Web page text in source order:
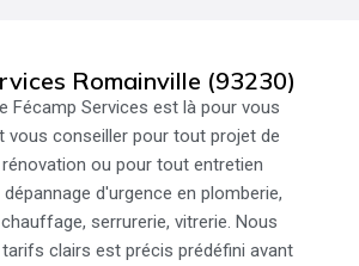
Romainville (93230)
Fécamp Services est là pour vous
vous conseiller pour tout projet de
ou pour tout entretien
d'urgence en plomberie,
serrurerie, vitrerie. Nous
clairs est précis prédéfini avant